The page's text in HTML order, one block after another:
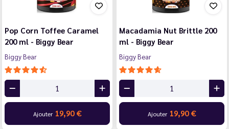
Pop Corn Toffee Caramel
200 ml - Biggy Bear
Biggy Bear
Ajouter 19,90 €
Macadamia Nut Brittle 200
ml - Biggy Bear
Biggy Bear
Ajouter 19,90 €